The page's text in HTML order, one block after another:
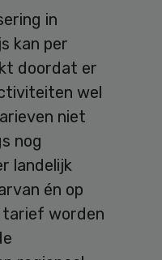
in
kan per
doordat er
wel
niet
nog
landelijk
én op
tarief worden